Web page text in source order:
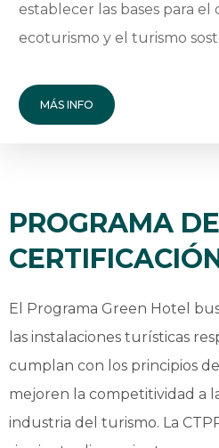
establecer las bases para el
ecoturismo y el turismo
MÁS INFO
PROGRAMA DE
El Programa Green Hotel
las instalaciones turísticas
cumplan con los principios
mejoren la competitividad a
industria del turismo. La